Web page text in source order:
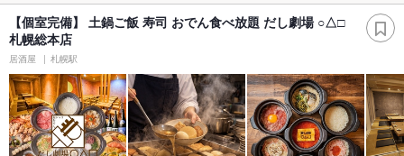
【個室完備】 土鍋ご飯 寿司 おでん食べ放題 だし劇場 ○△□
札幌総本店
居酒屋 札幌駅